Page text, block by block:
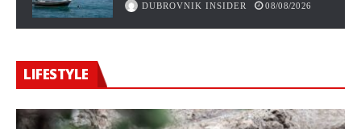
DUBROVNIK INSIDER 08/08/2026
LIFESTYLE